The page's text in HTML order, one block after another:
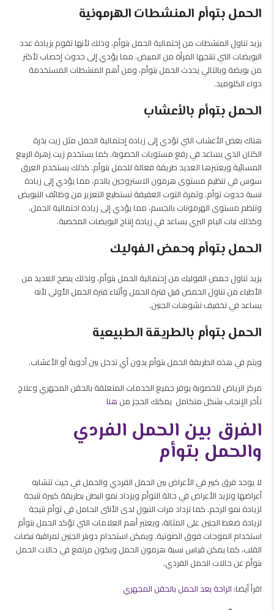
الحمل بتوأم المنشطات الهرمونية
يزيد تناول المنشطات من إحتمالية الحمل بتوأم، وذلك لأنها تقوم بزيادة عدد
البويضات التي تنتجها المرأة من المبيض. مما يؤدي إلى حدوث إخصاب لأكثر
من بويضة وبالتالي يحدث الحمل بتوأم، ومن أهم المنشطات المستخدمة
دواء الكلوميد.
الحمل بتوأم بالأعشاب
هناك بعض الأعشاب التي تؤدي إلى زيادة إحتمالية الحمل مثل زيت بذرة
الكتان الذي يساعد في رفع مستويات الخصوبة. كما يستخدم زيت زهرة الربيع
المسائية ويعتبرها العديد طريقة فعالة للحمل بتوأم. كذلك يستخدم العرق
سوس في تنظيم مستوى هرمون الاستروجين بالدم، مما يؤدي إلى زيادة
نسبة حدوث توأم. وثمرة التوت العفيفة تستطيع التعزيز من وظائف التبويض
وتنظم مستوى الهرمونات بالجسم، مما يؤدي إلى زيادة احتمالية الحمل.
وكذلك نبات اليام البري يساعد في زيادة إنتاج البويضات المخصبة.
الحمل بتوأم وحمض الفوليك
يزيد تناول حمض الفوليك من إحتمالية الحمل بتوأم، ولذلك ينصح العديد من
الأطباء من تناول الحمض قبل فترة الحمل وأثناء فترة الحمل الأولى لأنه
يساعد في تخفيف تشوهات الجنين.
الحمل بتوأم بالطريقة الطبيعية
ويتم في هذه الطريقة الحمل بتوأم بدون أي تدخل بين أدوية أو الأعشاب.
مركز الرياض للخصوبة يوفر جميع الخدمات المتعلقة بالحقن المجهري وعلاج
تأخر الإنجاب بشكل متكامل يمكنك الحجز من هنا
الفرق بين الحمل الفردي
والحمل بتوأم
لا يوجد فرق كبير في الأعراض بين الحمل الفردي والحمل في حيث تتشابه
أعراضها وتزيد الأعراض في حالة التوأم ويزداد نمو البطن بطريقة كبيرة نتيجة
لزيادة نمو الرحم. كما تزداد مرات التبول لدى الأنثى الحامل في توأم نتيجة
لزيادة ضغط الجنين على المثانة، ويعتبر أهم العلامات التي تؤكد الحمل بتوأم
استخدام الموجات فوق الصوتية. ويمكن استخدام دوبلر الجنين لمراقبة نبضات
القلب، كما يمكن قياس نسبة هرمون الحمل ويكون مرتفع في حالات الحمل
بتوأم عن حالات الحمل الفردي.
اقرأ أيضا: الراحة بعد الحمل بالحقن المجهري